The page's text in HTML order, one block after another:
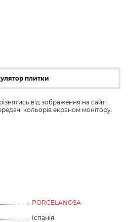
плитки
від зображення на сайті
кольорів екраном монітору.
PORCELANOSA
Іспанія